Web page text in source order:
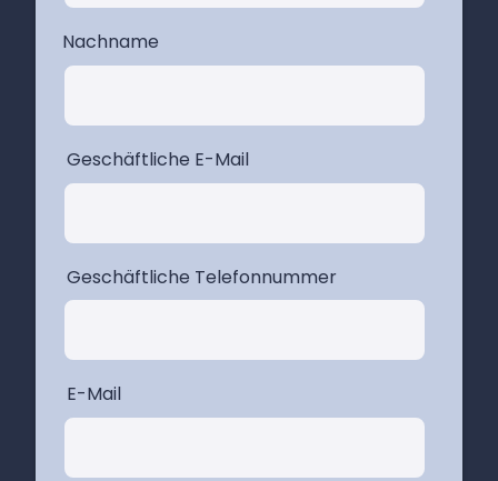
Nachname
Geschäftliche E-Mail
Geschäftliche Telefonnummer
E-Mail